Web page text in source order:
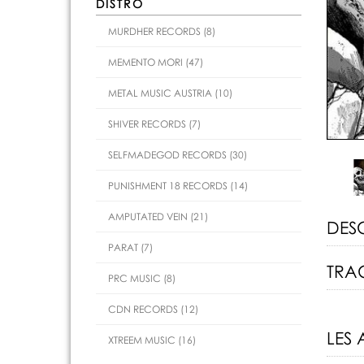
LES
DISTRO
MURDHER RECORDS (8)
MEMENTO MORI (47)
METAL MUSIC AUSTRIA (10)
SHIVER RECORDS (7)
SELFMADEGOD RECORDS (30)
PUNISHMENT 18 RECORDS (14)
AMPUTATED VEIN (21)
PARAT (7)
PRC MUSIC (8)
CDN RECORDS (12)
XTREEM MUSIC (16)